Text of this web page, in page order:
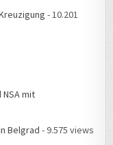
- 10.201
mit
Belgrad - 9.575 views